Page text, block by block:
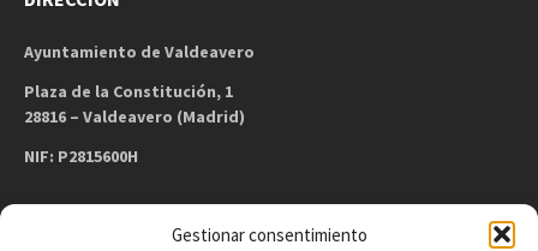
Gestionar consentimiento
Ayuntamiento de Valdeavero
Plaza de la Constitución, 1
28816 – Valdeavero (Madrid)
NIF: P2815600H